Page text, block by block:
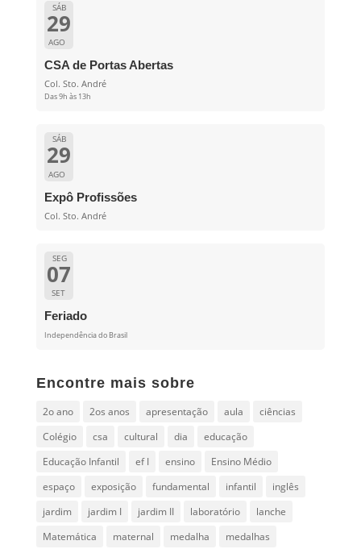
SÁB
29
AGO
CSA de Portas Abertas
Col. Sto. André
Das 9h às 13h
SÁB
29
AGO
Expô Profissões
Col. Sto. André
SEG
07
SET
Feriado
Independência do Brasil
Encontre mais sobre
2o ano 2os anos apresentação aula
ciências
Colégio
csa cultural dia
educação
Educação Infantil
ef I ensino
Ensino Médio
espaço
exposição fundamental infantil
inglês
jardim
jardim I jardim II laboratório
lanche
Matemática
maternal medalha
medalhas